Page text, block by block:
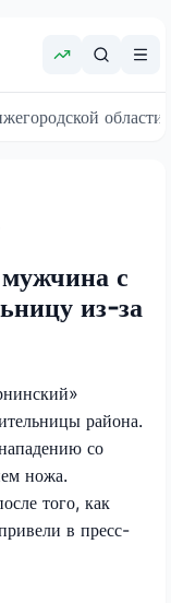
области
с
из-за
района.
со
ножа.
того, как
в пресс-